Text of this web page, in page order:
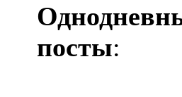
посты: